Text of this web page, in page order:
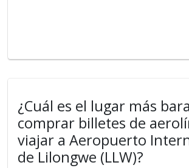
¿Cuál es el lugar más
comprar billetes de
viajar a Aeropuerto
de Lilongwe (LLW)?